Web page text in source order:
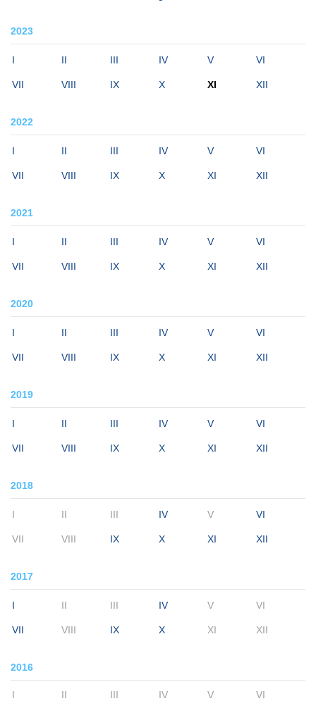
2023
I II III IV V VI
VII VIII IX X XI XII
2022
I II III IV V VI
VII VIII IX X XI XII
2021
I II III IV V VI
VII VIII IX X XI XII
2020
I II III IV V VI
VII VIII IX X XI XII
2019
I II III IV V VI
VII VIII IX X XI XII
2018
I II III IV V VI
VII VIII IX X XI XII
2017
I II III IV V VI
VII VIII IX X XI XII
2016
I II III IV V VI